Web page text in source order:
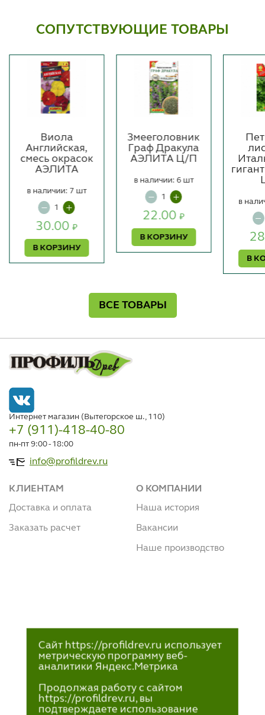
СОПУТСТВУЮЩИЕ ТОВАРЫ
Виола
Английская,
смесь окрасок
АЭЛИТА
30.00₽
В КОРЗИНУ
в наличии: 7 шт
Змееголовник
Граф Дракула
АЭЛИТА Ц/П
22.00₽
В КОРЗИНУ
в наличии: 6 шт
В
в
ВСЕ ТОВАРЫ
Интернет магазин (Вытегорское ш., 110)
+7 (911)-418-40-80
пн-пт 9:00 - 18:00
info@profildrev.ru
КЛИЕНТАМ
Доставка и оплата
Заказать расчет
О КОМПАНИИ
Наша история
Вакансии
Наше производство
Сайт https://profildrev.ru использует
метрическую программу веб-
аналитики Яндекс.Метрика
Продолжая работу с сайтом
https://profildrev.ru, вы
подтверждаете использование